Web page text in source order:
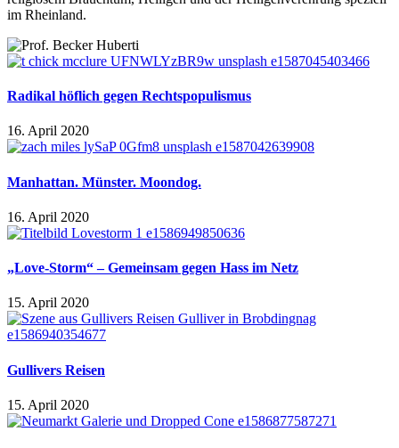
im Rheinland.
Radikal höflich gegen Rechtspopulismus
16. April 2020
Manhattan. Münster. Moondog.
16. April 2020
„Love-Storm“ – Gemeinsam gegen Hass im Netz
15. April 2020
Gullivers Reisen
15. April 2020